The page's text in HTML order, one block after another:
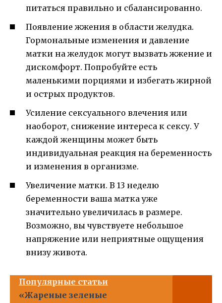
питаться правильно и сбалансированно.
Появление жжения в области желудка.
Гормональные изменения и давление
матки на желудок могут вызвать жжение и
дискомфорт. Попробуйте есть
маленькими порциями и избегать жирной
и острых продуктов.
Усиление сексуального влечения или
наоборот, снижение интереса к сексу. У
каждой женщины может быть
индивидуальная реакция на беременность
и изменения в организме.
Увеличение матки. В 13 неделю
беременности ваша матка уже
значительно увеличилась в размере.
Возможно, вы чувствуете небольшое
напряжение или неприятные ощущения
внизу живота.
Популярные статьи
«Жареные зеленые